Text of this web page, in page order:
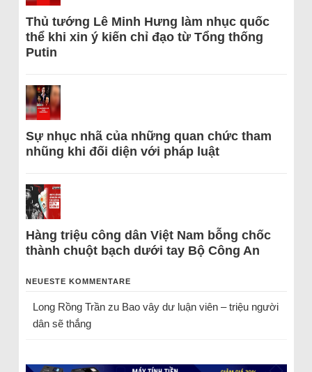
Thủ tướng Lê Minh Hưng làm nhục quốc
thể khi xin ý kiến chỉ đạo từ Tổng thống
Putin
Sự nhục nhã của những quan chức tham
nhũng khi đối diện với pháp luật
Hàng triệu công dân Việt Nam bỗng chốc
thành chuột bạch dưới tay Bộ Công An
NEUESTE KOMMENTARE
Long Rồng Trầnzu Bao vây dư luận viên – triệu người
dân sẽ thắng